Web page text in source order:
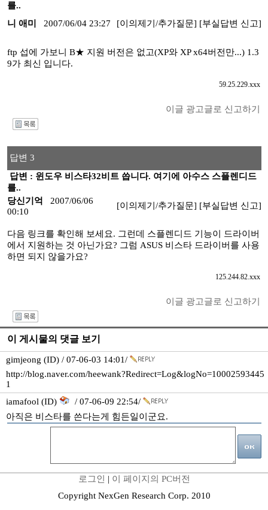
를..
니 애미
2007/06/04 23:27 [이의제기/추가질문] [부실답변 신고]
ftp 섭에 가보니 B★ 지원 버전은 없고(XP와 XP x64버전만...) 1.3
9가 최신 입니다.
59.25.229.xxx
이글 광고글로 신고하기
답변 3
답변 : 윈도우 비스타32비트 씁니다. 여기에 아수스 스플렌디드
를..
당신기억
2007/06/06
00:10
[이의제기/추가질문] [부실답변 신고]
다음 링크를 확인해 보세요. 그런데 스플렌디드 기능이 드라이버
에서 지원하는 것 아닌가요? 그럼 ASUS 비스타 드라이버를 사용
하면 되지 않을가요?
125.244.82.xxx
이글 광고글로 신고하기
이 게시물의 댓글 보기
gimjeong (ID) / 07-06-03 14:01/
http://blog.naver.com/heewank?Redirect=Log&logNo=10002593445
1
iamafool (ID)
/ 07-06-09 22:54/
아직은 비스타를 쓴다는게 힘든일이군요.
로그인 | 이 페이지의 PC버전
Copyright NexGen Research Corp. 2010